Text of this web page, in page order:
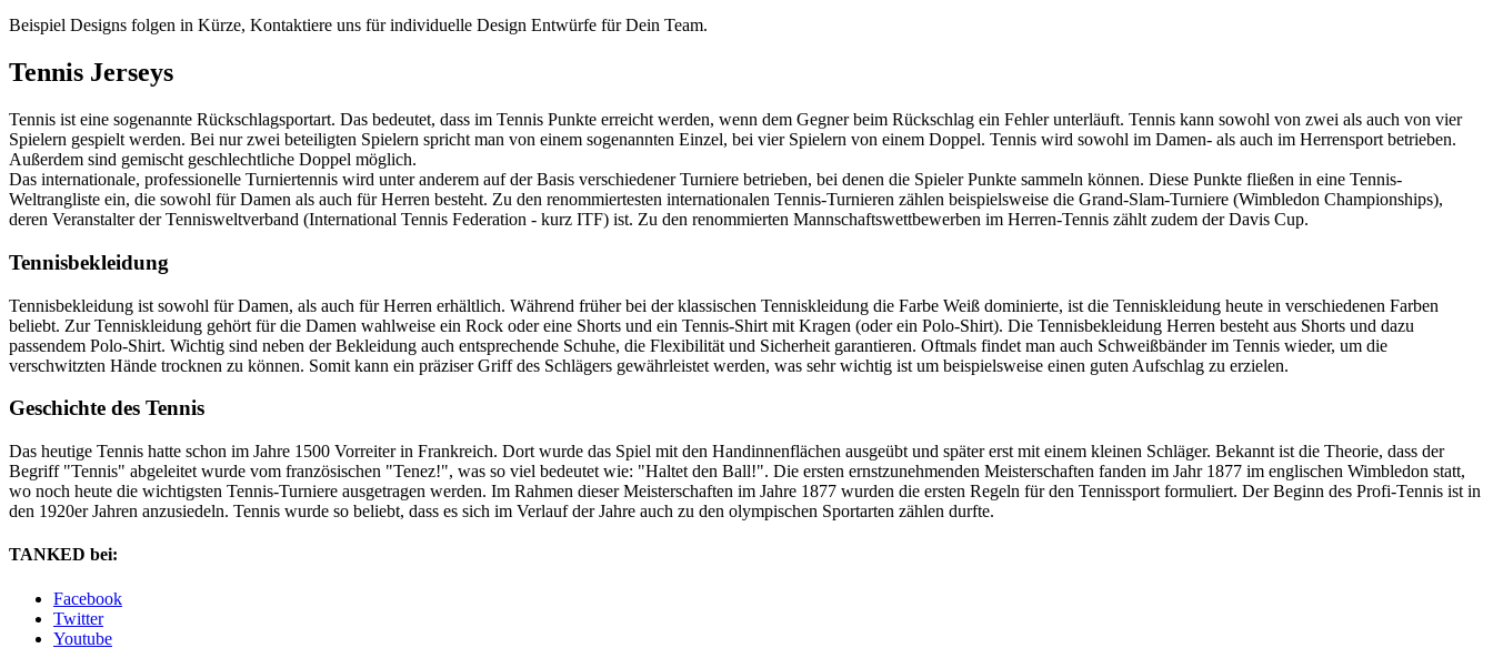
Beispiel Designs folgen in Kürze, Kontaktiere uns für individuelle Design Entwürfe für Dein Team.
Tennis Jerseys
Tennis ist eine sogenannte Rückschlagsportart. Das bedeutet, dass im Tennis Punkte erreicht werden, wenn dem Gegner beim Rückschlag ein Fehler unterläuft. Tennis kann sowohl von zwei als auch von vier
Spielern gespielt werden. Bei nur zwei beteiligten Spielern spricht man von einem sogenannten Einzel, bei vier Spielern von einem Doppel. Tennis wird sowohl im Damen- als auch im Herrensport betrieben.
Außerdem sind gemischt geschlechtliche Doppel möglich.
Das internationale, professionelle Turniertennis wird unter anderem auf der Basis verschiedener Turniere betrieben, bei denen die Spieler Punkte sammeln können. Diese Punkte fließen in eine Tennis-
Weltrangliste ein, die sowohl für Damen als auch für Herren besteht. Zu den renommiertesten internationalen Tennis-Turnieren zählen beispielsweise die Grand-Slam-Turniere (Wimbledon Championships),
deren Veranstalter der Tennisweltverband (International Tennis Federation - kurz ITF) ist. Zu den renommierten Mannschaftswettbewerben im Herren-Tennis zählt zudem der Davis Cup.
Tennisbekleidung
Tennisbekleidung ist sowohl für Damen, als auch für Herren erhältlich. Während früher bei der klassischen Tenniskleidung die Farbe Weiß dominierte, ist die Tenniskleidung heute in verschiedenen Farben
beliebt. Zur Tenniskleidung gehört für die Damen wahlweise ein Rock oder eine Shorts und ein Tennis-Shirt mit Kragen (oder ein Polo-Shirt). Die Tennisbekleidung Herren besteht aus Shorts und dazu
passendem Polo-Shirt. Wichtig sind neben der Bekleidung auch entsprechende Schuhe, die Flexibilität und Sicherheit garantieren. Oftmals findet man auch Schweißbänder im Tennis wieder, um die
verschwitzten Hände trocknen zu können. Somit kann ein präziser Griff des Schlägers gewährleistet werden, was sehr wichtig ist um beispielsweise einen guten Aufschlag zu erzielen.
Geschichte des Tennis
Das heutige Tennis hatte schon im Jahre 1500 Vorreiter in Frankreich. Dort wurde das Spiel mit den Handinnenflächen ausgeübt und später erst mit einem kleinen Schläger. Bekannt ist die Theorie, dass der
Begriff "Tennis" abgeleitet wurde vom französischen "Tenez!", was so viel bedeutet wie: "Haltet den Ball!". Die ersten ernstzunehmenden Meisterschaften fanden im Jahr 1877 im englischen Wimbledon statt,
wo noch heute die wichtigsten Tennis-Turniere ausgetragen werden. Im Rahmen dieser Meisterschaften im Jahre 1877 wurden die ersten Regeln für den Tennissport formuliert. Der Beginn des Profi-Tennis ist in
den 1920er Jahren anzusiedeln. Tennis wurde so beliebt, dass es sich im Verlauf der Jahre auch zu den olympischen Sportarten zählen durfte.
TANKED bei:
Facebook
Twitter
Youtube